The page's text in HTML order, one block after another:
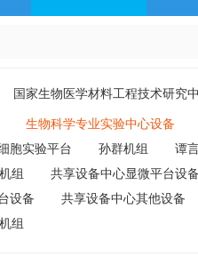
国家生物医学材料工程技术研究
生长代谢衰老研究中心
生物科学专业实验中心设备
胞实验平台
孙群机组
谭
组
共享设备中心显微平台设
设备
共享设备中心其他设备
组